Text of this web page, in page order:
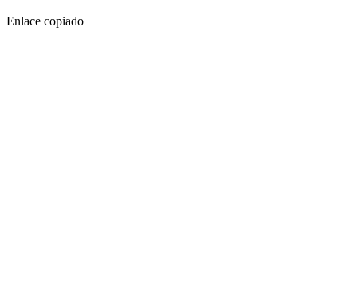
Enlace copiado